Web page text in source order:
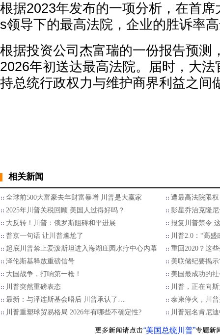
根据2023年发布的一项分析，在首
s领导下的最高法院，企业的胜诉率
根据投资公司杰富瑞的一份报告预测
2026年初送达最高法院。届时，大
持总统行政权力与维护商界利益之间
相关新闻
全球前500大富豪去年财富暴增 川普是大赢家
遭最高法院限
2025年川普关税回顾 美国人过得好吗？
影星乔治克隆
大反转！川普：俄罗斯阻碍和平进展
报复川普禁令
普京一句话 让川普尴尬了
川普2.0：“高盛
起底川普禁止爱泼斯坦进入海湖庄园水疗中心内幕
重回2020？这
泽伦斯基释放重磅信号
美联储纪要揭
大国战争，打响第一枪！
美国最成功的
川普突然重磅表态
川普，正在向
最新：与泽连斯基会晤后 川普承认了…
泰柬停火，川
川普重塑球贸易格局 2026年有哪些不确定性?
川普冠名肯尼
“美国总统川普”